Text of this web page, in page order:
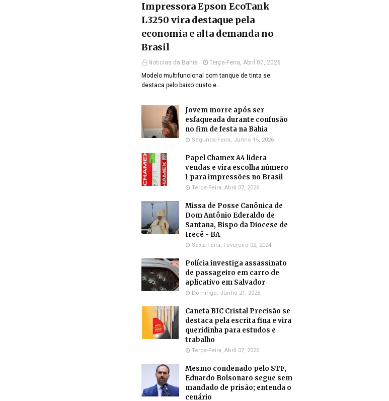
Impressora Epson EcoTank
L3250 vira destaque pela
economia e alta demanda no
Brasil
Noticias da Bahia
Terça-Feira, Abril 07, 2026
Modelo multifuncional com tanque de tinta se
destaca pelo baixo custo e…
Jovem morre após ser
esfaqueada durante confusão
no fim de festa na Bahia
Segunda-Feira, Junho 15, 2026
Papel Chamex A4 lidera
vendas e vira escolha número
1 para impressões no Brasil
Terça-Feira, Abril 07, 2026
Missa de Posse Canônica de
Dom Antônio Ederaldo de
Santana, Bispo da Diocese de
Irecê - BA
Sexta-Feira, Fevereiro 02, 2024
Polícia investiga assassinato
de passageiro em carro de
aplicativo em Salvador
Domingo, Junho 21, 2026
Caneta BIC Cristal Precisão se
destaca pela escrita fina e vira
queridinha para estudos e
trabalho
Terça-Feira, Abril 07, 2026
Mesmo condenado pelo STF,
Eduardo Bolsonaro segue sem
mandado de prisão; entenda o
cenário